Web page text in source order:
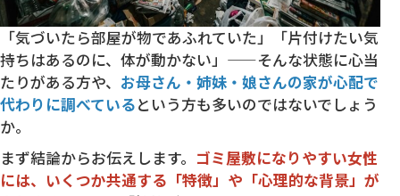
「気づいたら部屋が物であふれていた」「片付けたい気
持ちはあるのに、体が動かない」——そんな状態に心当
たりがある方や、 お母さん・姉妹・娘さんの家が心配で
代わりに調べているという方も多いのではないでしょう
か。
まず結論からお伝えします。 ゴミ屋敷になりやすい女性
には、いくつか共通する「特徴」や「心理的な背景」が